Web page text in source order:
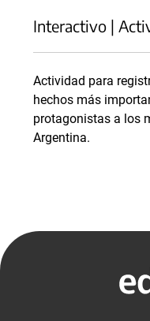
Interactivo |
Actividad para
hechos más
protagonistas a los
Argentina.